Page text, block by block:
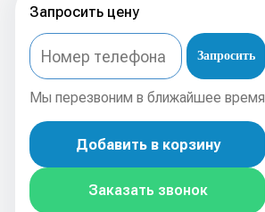
Запросить цену
Запросить
Мы перезвоним в ближайшее время
Добавить в корзину
Заказать звонок